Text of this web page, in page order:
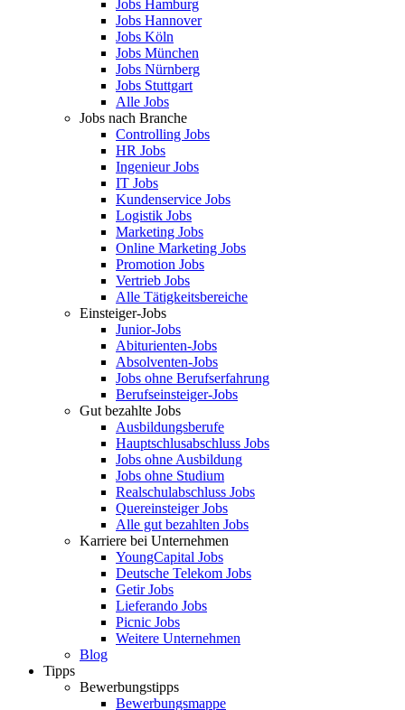
Jobs Hamburg
Jobs Hannover
Jobs Köln
Jobs München
Jobs Nürnberg
Jobs Stuttgart
Alle Jobs
Jobs nach Branche
Controlling Jobs
HR Jobs
Ingenieur Jobs
IT Jobs
Kundenservice Jobs
Logistik Jobs
Marketing Jobs
Online Marketing Jobs
Promotion Jobs
Vertrieb Jobs
Alle Tätigkeitsbereiche
Einsteiger-Jobs
Junior-Jobs
Abiturienten-Jobs
Absolventen-Jobs
Jobs ohne Berufserfahrung
Berufseinsteiger-Jobs
Gut bezahlte Jobs
Ausbildungsberufe
Hauptschlusabschluss Jobs
Jobs ohne Ausbildung
Jobs ohne Studium
Realschulabschluss Jobs
Quereinsteiger Jobs
Alle gut bezahlten Jobs
Karriere bei Unternehmen
YoungCapital Jobs
Deutsche Telekom Jobs
Getir Jobs
Lieferando Jobs
Picnic Jobs
Weitere Unternehmen
Blog
Tipps
Bewerbungstipps
Bewerbungsmappe